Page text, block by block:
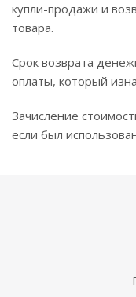
купли-продажи и
товара.
Срок возврата
оплаты, который
Зачисление
если был